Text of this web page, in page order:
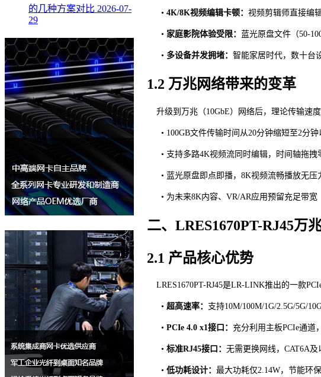
的几种方案对比 2026-07-
29
• 4K/8K视频编辑卡顿： 视频剪辑师直接编
• 家庭影院体验受限： 蓝光原盘文件（50-
• 多设备并发拥堵： 智能家居时代，数十台
1.2 万兆网络带来的变革
升级到万兆（10GbE）网络后，理论传输速
• 100GB文件传输时间从20分钟缩短至2分钟
• 支持多路4K视频流同时编辑，时间轴拖拽
• 蓝光原盘即点即播， 8K视频流畅播放无压
• 为未来8K内容、VR/AR应用预留充足带宽
二、 LRES1670PT-RJ45万
2.1 产品核心优势
LRES1670PT-RJ45是LR-LINK推出的一款
• 超高速率： 支持10M/100M/1G/2.5G/5G/
• PCIe 4.0 x1接口： 充分利用主板PCIe通道
• 标准RJ45接口： 无需更换网线， CAT6A
• 低功耗设计： 最大功耗仅2.14W，节能环保